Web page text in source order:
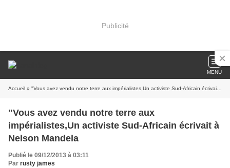
Publicité
MENU
Accueil » "Vous avez vendu notre terre aux impérialistes,Un activiste Sud-Africain écrivait à Nelson Mandela
"Vous avez vendu notre terre aux
impérialistes,Un activiste Sud-Africain écrivait à
Nelson Mandela
Publié le 09/12/2013 à 03:11
Par rusty james